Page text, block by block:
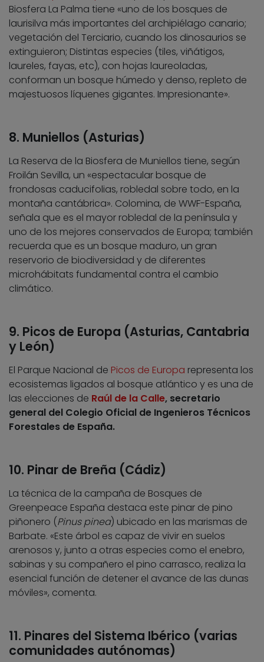
Biosfera La Palma tiene «uno de los bosques de
laurisilva más importantes del archipiélago canario;
vegetación del Terciario, cuando los dinosaurios se
extinguieron; Distintas especies (tiles, viñátigos,
laureles, fayas, etc), con hojas laureoladas,
conforman un bosque húmedo y denso, repleto de
majestuosos líquenes gigantes. Impresionante».
8. Muniellos (Asturias)
La Reserva de la Biosfera de Muniellos tiene, según
Froilán Sevilla, un «espectacular bosque de
frondosas caducifolias, robledal sobre todo, en la
montaña cantábrica». Colomina, de WWF-España,
señala que es el mayor robledal de la península y
uno de los mejores conservados de Europa; también
recuerda que es un bosque maduro, un gran
reservorio de biodiversidad y de diferentes
microhábitats fundamental contra el cambio
climático.
9. Picos de Europa (Asturias, Cantabria
y León)
El Parque Nacional de Picos de Europa representa los
ecosistemas ligados al bosque atlántico y es una de
las elecciones de Raúl de la Calle, secretario
general del Colegio Oficial de Ingenieros Técnicos
Forestales de España.
10. Pinar de Breña (Cádiz)
La técnica de la campaña de Bosques de
Greenpeace España destaca este pinar de pino
piñonero (Pinus pinea) ubicado en las marismas de
Barbate. «Este árbol es capaz de vivir en suelos
arenosos y, junto a otras especies como el enebro,
sabinas y su compañero el pino carrasco, realiza la
esencial función de detener el avance de las dunas
móviles», comenta.
11. Pinares del Sistema Ibérico (varias
comunidades autónomas)